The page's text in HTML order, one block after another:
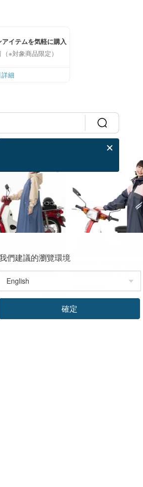
イテムを気軽に購入
※対象商品限定）
細
ンピース フロント
層式 完全防水レイ
超防水 バイク
、豪雨対策に
ク通勤者向け サイド
ポンチョ型レインコー
們建議的瀏覽環境
確定